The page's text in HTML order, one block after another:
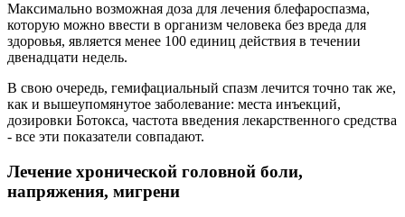
Максимально возможная доза для лечения блефароспазма,
которую можно ввести в организм человека без вреда для
здоровья, является менее 100 единиц действия в течении
двенадцати недель.
В свою очередь, гемифациальный спазм лечится точно так же,
как и вышеупомянутое заболевание: места инъекций,
дозировки Ботокса, частота введения лекарственного средства
- все эти показатели совпадают.
Лечение хронической головной боли,
напряжения, мигрени